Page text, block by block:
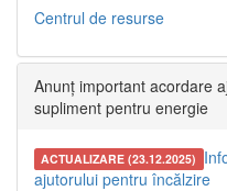
Centrul de resurse
Anunț important acordare
supliment pentru energie
ACTUALIZARE (23.12.2025)
ajutorului pentru încălzire